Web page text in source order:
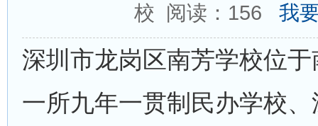
校 阅读： 156 我
深圳市龙岗区南芳学校位
一所九年一贯制民办学校